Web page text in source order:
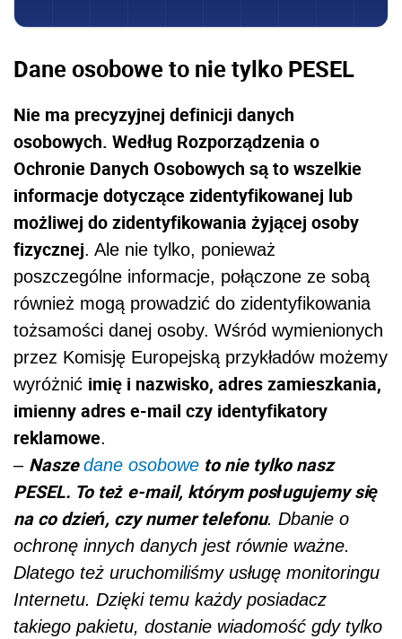
Dane osobowe to nie tylko PESEL
Nie ma precyzyjnej definicji danych
osobowych. Według Rozporządzenia o
Ochronie Danych Osobowych są to wszelkie
informacje dotyczące zidentyfikowanej lub
możliwej do zidentyfikowania żyjącej osoby
fizycznej. Ale nie tylko, ponieważ
poszczególne informacje, połączone ze sobą
również mogą prowadzić do zidentyfikowania
tożsamości danej osoby. Wśród wymienionych
przez Komisję Europejską przykładów możemy
wyróżnić imię i nazwisko, adres zamieszkania,
imienny adres e-mail czy identyfikatory
reklamowe.
– Naszedane osobowe to nie tylko nasz
PESEL. To też e-mail, którym posługujemy się
na co dzień, czy numer telefonu. Dbanie o
ochronę innych danych jest równie ważne.
Dlatego też uruchomiliśmy usługę monitoringu
Internetu. Dzięki temu każdy posiadacz
takiego pakietu, dostanie wiadomość gdy tylko